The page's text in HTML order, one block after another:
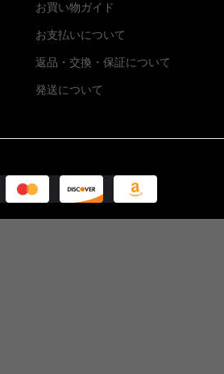
お買い物ガイド
お支払いについて
返品・交換 ・ 保証について
発送について